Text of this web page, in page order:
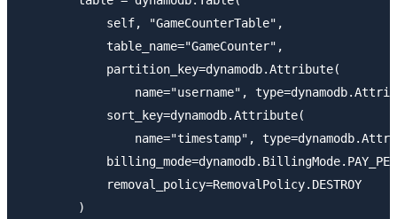
            self, "GameCounterTable",
            table_name="GameCounter",
            partition_key=dynamodb.Attribute(
name="username",
            sort_key=dynamodb.Attribute(
name="timestamp",
            removal_policy=RemovalPolicy.DESTROY
        )